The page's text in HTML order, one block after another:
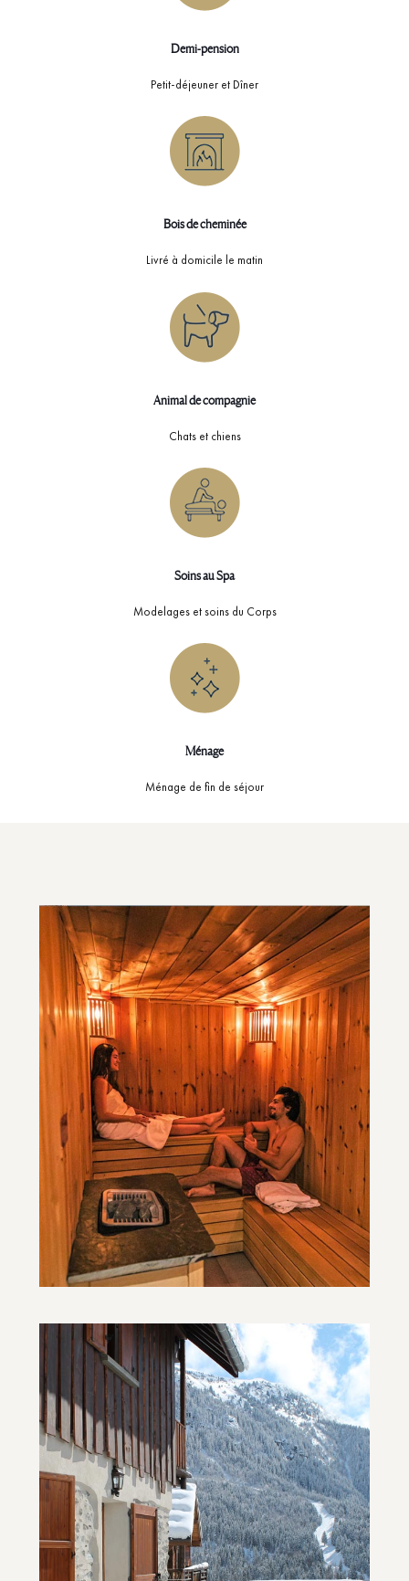
Demi-pension
Petit-déjeuner et Dîner
Bois de cheminée
Livré à domicile le matin
Animal de compagnie
Chats et chiens
Soins au Spa
Modelages et soins du Corps
Ménage
Ménage de fin de séjour